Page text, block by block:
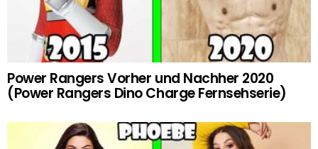
Power Rangers Vorher und Nachher 2020
(Power Rangers Dino Charge Fernsehserie)